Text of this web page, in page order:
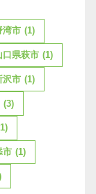
湾市 (1)
口県萩市 (1)
沢市 (1)
(3)
市 (1)